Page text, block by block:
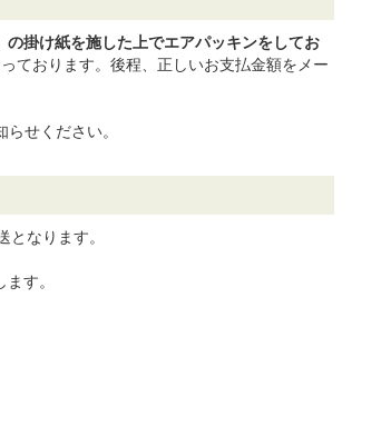
掛け紙を施した上でエアパッキンをしてお
ております。後程、正しいお支払金額をメー
せください。
なります。
す。